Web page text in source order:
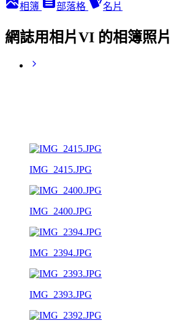
相簿 部落格 名片
網誌用相片VI 的相簿照片
IMG_2415.JPG
IMG_2400.JPG
IMG_2394.JPG
IMG_2393.JPG